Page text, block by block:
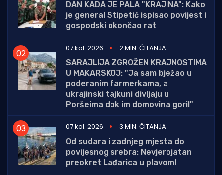
DAN KADA JE PALA "KRAJINA": Kako
je general Stipetić ispisao povijest i
gospodski okončao rat
07 kol. 2026
2 MIN. ČITANJA
SARAJLIJA ZGROŽEN KRAJNOSTIMA
U MAKARSKOJ: "Ja sam bježao u
poderanim farmerkama, a
ukrajinski tajkuni divljaju u
Poršeima dok im domovina gori!"
07 kol. 2026
3 MIN. ČITANJA
Od sudara i zadnjeg mjesta do
povijesnog srebra: Nevjerojatan
preokret Lađarica u plavom!